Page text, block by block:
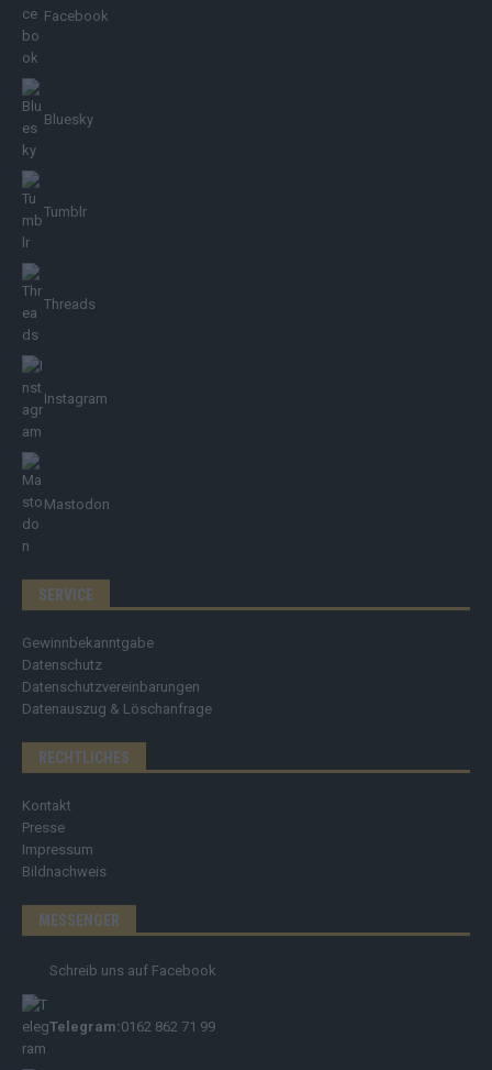
Facebook
Bluesky
Tumblr
Threads
Instagram
Mastodon
SERVICE
Gewinnbekanntgabe
Datenschutz
Datenschutzvereinbarungen
Datenauszug & Löschanfrage
RECHTLICHES
Kontakt
Presse
Impressum
Bildnachweis
MESSENGER
Schreib uns auf Facebook
Telegram:0162 862 71 99